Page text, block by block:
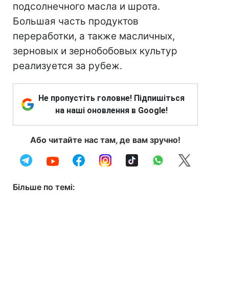
подсолнечного масла и шрота.
Большая часть продуктов
переработки, а также масличных,
зерновых и зернобобовых культур
реализуется за рубеж.
Не пропустіть головне! Підпишіться
на наші оновлення в Google!
Або читайте нас там, де вам зручно!
Більше по темі: